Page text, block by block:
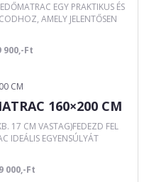
EGY PRAKTIKUS ÉS
AMELY JELENTŐSEN
900,-Ft
160×200 CM
17 CM VASTAG)FEDEZD FEL
IDEÁLIS EGYENSÚLYÁT
000,-Ft